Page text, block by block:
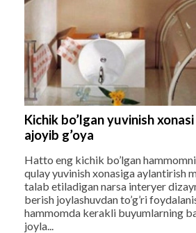
Kichik bo’lgan yuvinish
ajoyib g’oya
Hatto eng kichik bo’lgan
qulay yuvinish xonasiga aylantirish
talab etiladigan narsa interyer
berish joylashuvdan to’g’ri
hammomda kerakli buyumlarning
joyla...